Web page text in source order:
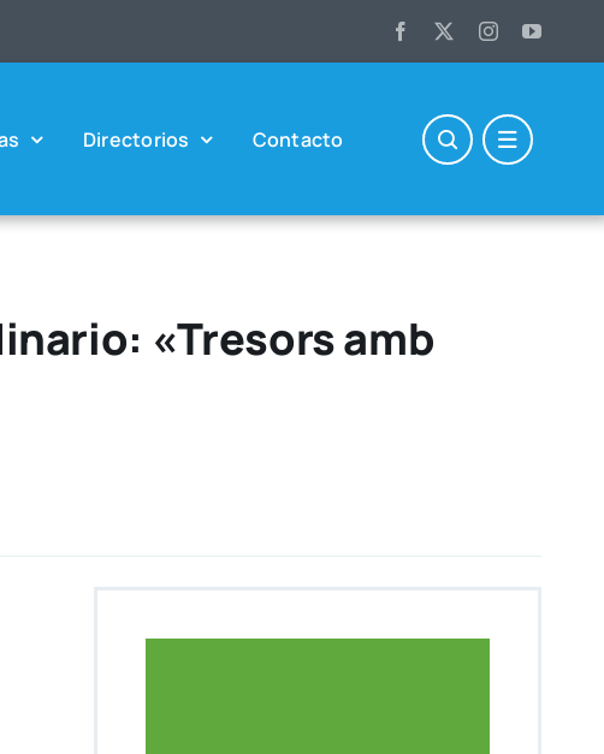
Direc­to­rios Con­tac­to
«Tresors amb